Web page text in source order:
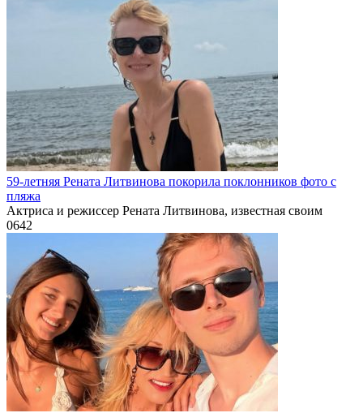
59-летняя Рената Литвинова покорила поклонников фото с
пляжа
Актриса и режиссер Рената Литвинова, известная своим
0642